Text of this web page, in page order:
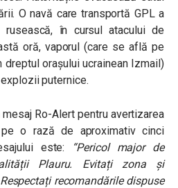
O navă care transportă GPL a
în cursul atacului de
oră, vaporul (care se află pe
orașului ucrainean Izmail)
puternice.
Ro-Alert pentru avertizarea
o rază de aproximativ cinci
este: “Pericol major de
Plauru. Evitați zona și
recomandările dispuse